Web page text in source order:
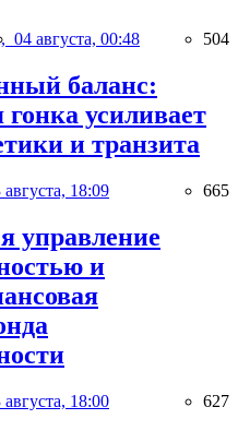
04 августа, 00:48 504
баланс:
гонка усиливает
и транзита
августа, 18:09 665
управление
и
августа, 18:00 627